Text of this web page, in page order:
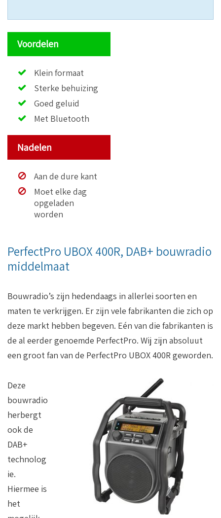
Voordelen
Klein formaat
Sterke behuizing
Goed geluid
Met Bluetooth
Nadelen
Aan de dure kant
Moet elke dag
opgeladen
worden
PerfectPro UBOX 400R, DAB+ bouwradio
middelmaat
Bouwradio’s zijn hedendaags in allerlei soorten en
maten te verkrijgen. Er zijn vele fabrikanten die zich op
deze markt hebben begeven. Eén van die fabrikanten is
de al eerder genoemde PerfectPro. Wij zijn absoluut
een groot fan van de PerfectPro UBOX 400R geworden.
Deze
bouwradio
herbergt
ook de
DAB+
technolog
ie.
Hiermee is
het